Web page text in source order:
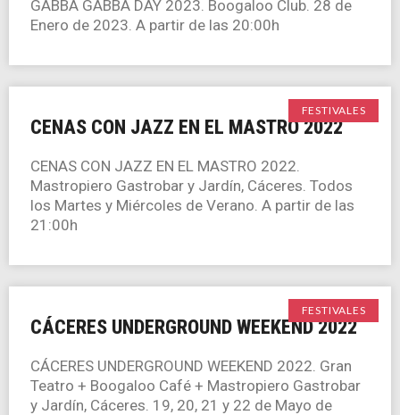
GABBA GABBA DAY 2023. Boogaloo Club. 28 de
Enero de 2023. A partir de las 20:00h
FESTIVALES
CENAS CON JAZZ EN EL MASTRO 2022
CENAS CON JAZZ EN EL MASTRO 2022.
Mastropiero Gastrobar y Jardín, Cáceres. Todos
los Martes y Miércoles de Verano. A partir de las
21:00h
FESTIVALES
CÁCERES UNDERGROUND WEEKEND 2022
CÁCERES UNDERGROUND WEEKEND 2022. Gran
Teatro + Boogaloo Café + Mastropiero Gastrobar
y Jardín, Cáceres. 19, 20, 21 y 22 de Mayo de